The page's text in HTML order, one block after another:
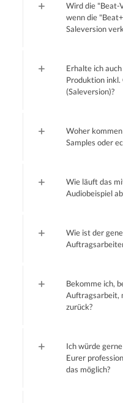
Wird die "Beat-
wenn die
Saleversion
Erhalte ich
Produktion inkl.
(Saleversion)?
Woher kommen
Samples oder
Wie läuft das
Audiobeispiel
Wie ist der
Bekomme ich,
Auftragsarbeit,
zurück?
Ich würde
Eurer
das möglich?